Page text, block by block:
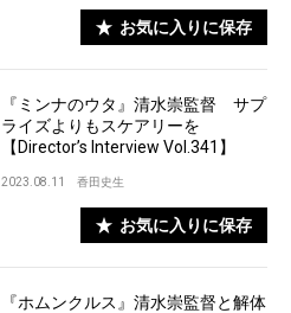
お気に入りに保存
『ミンナのウタ』清水崇監督 サプ
ライズよりもスケアリーを
【Director’s Interview Vol.341】
2023.08.11 香田史生
お気に入りに保存
『ホムンクルス』清水崇監督と解体